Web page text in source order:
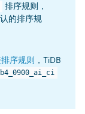
排序规则，
的排序规
序规则 ，TiDB